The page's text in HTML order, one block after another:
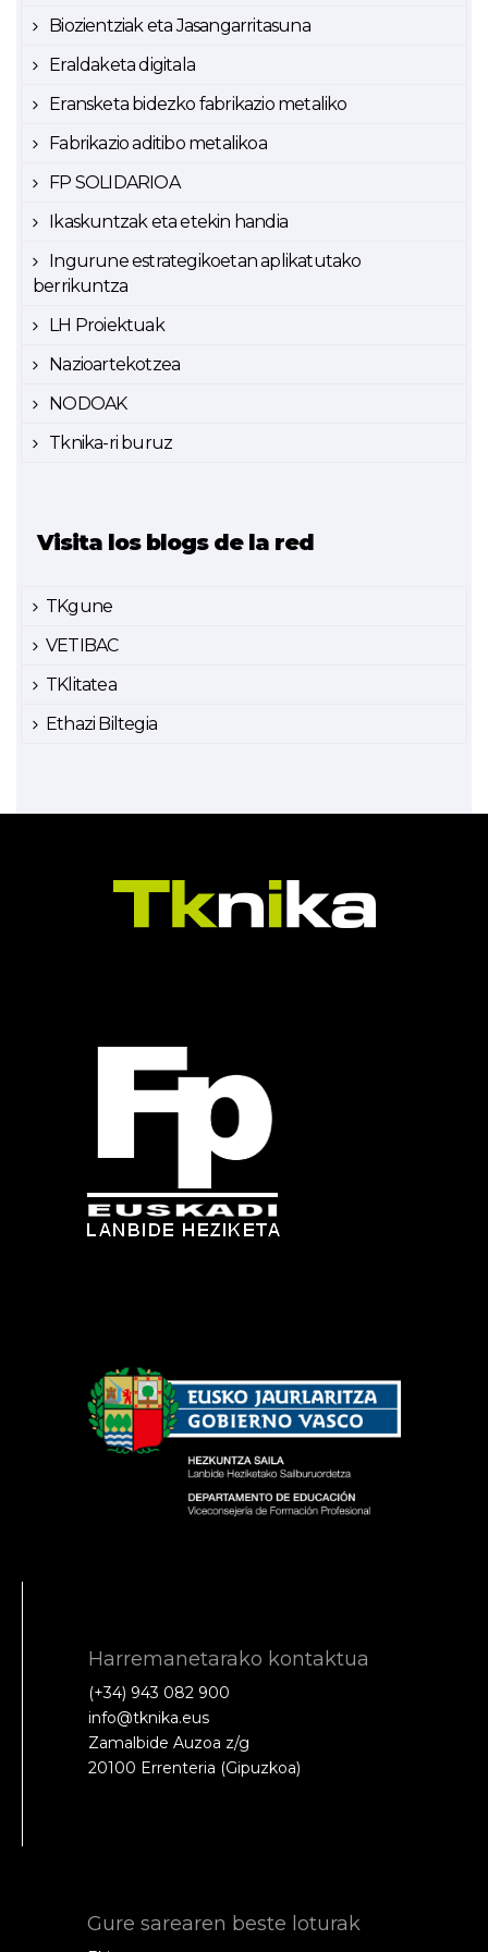
Biozientziak eta Jasangarritasuna
Eraldaketa digitala
Eransketa bidezko fabrikazio metaliko
Fabrikazio aditibo metalikoa
FP SOLIDARIOA
Ikaskuntzak eta etekin handia
Ingurune estrategikoetan aplikatutako
berrikuntza
LH Proiektuak
Nazioartekotzea
NODOAK
Tknika-ri buruz
Visita los blogs de la red
TKgune
VETIBAC
TKlitatea
Ethazi Biltegia
Harremanetarako kontaktua
(+34) 943 082 900
info@tknika.eus
Zamalbide Auzoa z/g
20100 Errenteria (Gipuzkoa)
Gure sarearen beste loturak